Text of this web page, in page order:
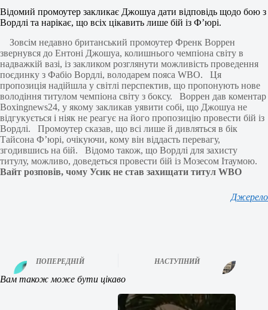
Відомий промоутер закликає Джошуа дати відповідь щодо бою з
Вордлі та нарікає, що всіх цікавить лише бій із Ф’юрі.
Зовсім недавно британський промоутер Френк Воррен
звернувся до Ентоні Джошуа, колишнього чемпіона світу в
надважкій вазі, із закликом розглянути можливість проведення
поєдинку з Фабіо Вордлі, володарем пояса WBO. Ця
пропозиція надійшла у світлі перспектив, що пропонують нове
володіння титулом чемпіона світу з боксу. Воррен дав коментар
Boxingnews24, у якому закликав уявити собі, що Джошуа не
відгукується і ніяк не реагує на його пропозицію провести бій із
Вордлі. Промоутер сказав, що всі лише й дивляться в бік
Тайсона Ф’юрі, очікуючи, кому він віддасть перевагу,
згодившись на бій. Відомо також, що Вордлі для захисту
титулу, можливо, доведеться провести бій із Мозесом Ітаумою.
Вайт розповів, чому Усик не став захищати титул WBO
Джерело
ПОПЕРЕДНІЙ НАСТУПНИЙ
Вам також може бути цікаво